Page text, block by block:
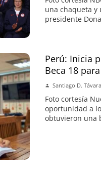
una chaqueta y
presidente
Perú: Inicia
Beca 18
Santiago D. Távara
Foto cortesía
oportunidad a
obtuvieron una